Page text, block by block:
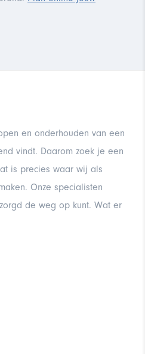
en onderhouden van een
vindt. Daarom zoek je een
is precies waar wij als
Onze specialisten
de weg op kunt. Wat er